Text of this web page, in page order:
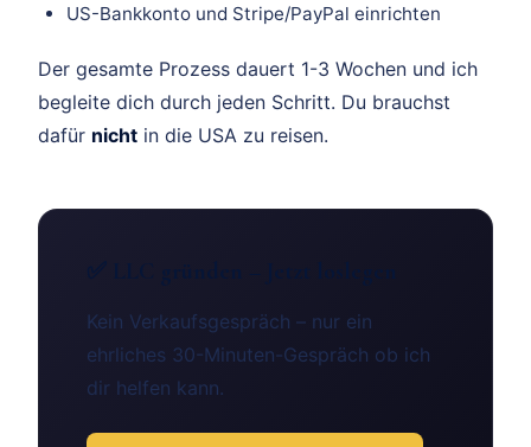
US-Bankkonto und Stripe/PayPal einrichten
Der gesamte Prozess dauert 1-3 Wochen und ich
begleite dich durch jeden Schritt. Du brauchst
dafür nicht in die USA zu reisen.
Kein Verkaufsgespräch – nur ein
ehrliches 30-Minuten-Gespräch ob ich
dir helfen kann.